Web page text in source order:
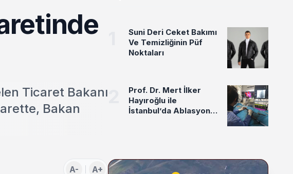
Ticaret Bakanı
Bakan
A- A+
Suni Deri Ceket Bakımı
Ve Temizliğinin Püf
Noktaları
Prof. Dr. Mert İlker
Hayıroğlu ile
İstanbul’da Ablasyon